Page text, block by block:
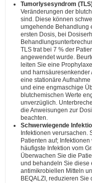
Tumorlysesyndrom
Veränderungen der
sind. Diese können
umgehende Behandlung
ersten Dosis, bei
TLS trat bei 7 % der
angewendet wurde.
leiten Sie eine
und harnsäuresenkender
eine stationäre
und eine engmaschige
blutchemischen Werte
unverzüglich.
die Anweisungen zur
beachten.
Schwerwiegende
Infektionen verursachen.
Patienten auf;
häufigste Infektion vom
Überwachen Sie die
und behandeln Sie diese
antimikrobiellen Mitteln
BEQALZI, reduzieren